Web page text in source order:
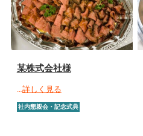
某株式会社様
詳しく見る
社内懇親会・記念式典